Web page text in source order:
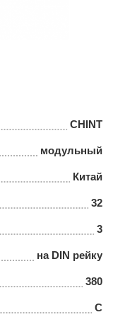
CHINT
модульный
Китай
32
3
на DIN рейку
380
С